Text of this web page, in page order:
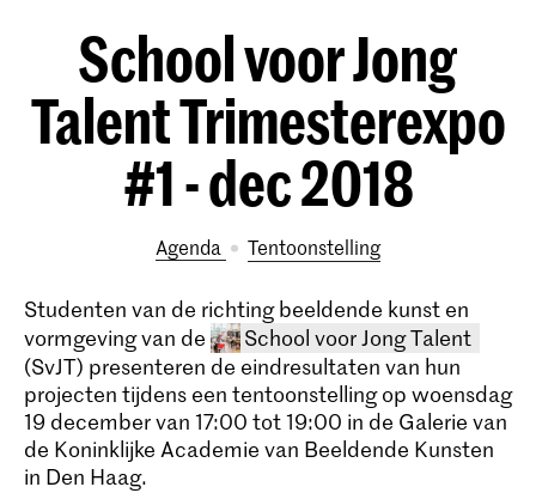
School voor Jong
Talent Trimesterexpo
#1 - dec 2018
Agenda tentoonstelling
Studenten van de richting beeldende kunst en
vormgeving van de
School voor Jong Talent
(SvJT) presenteren de eindresultaten van hun
projecten tijdens een tentoonstelling op woensdag
19 december van 17:00 tot 19:00 in de Galerie van
de Koninklijke Academie van Beeldende Kunsten
in Den Haag.